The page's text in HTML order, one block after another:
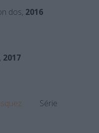
dos, 2016
2017
Série